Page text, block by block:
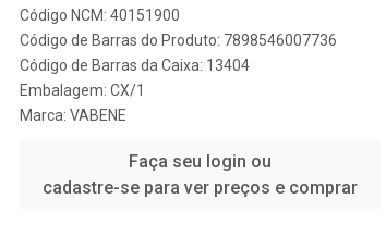
Código NCM: 40151900
Código de Barras do Produto: 7898546007736
Código de Barras da Caixa: 13404
Embalagem: CX/1
Marca: VABENE
Faça seu login ou
cadastre-se para ver preços e comprar